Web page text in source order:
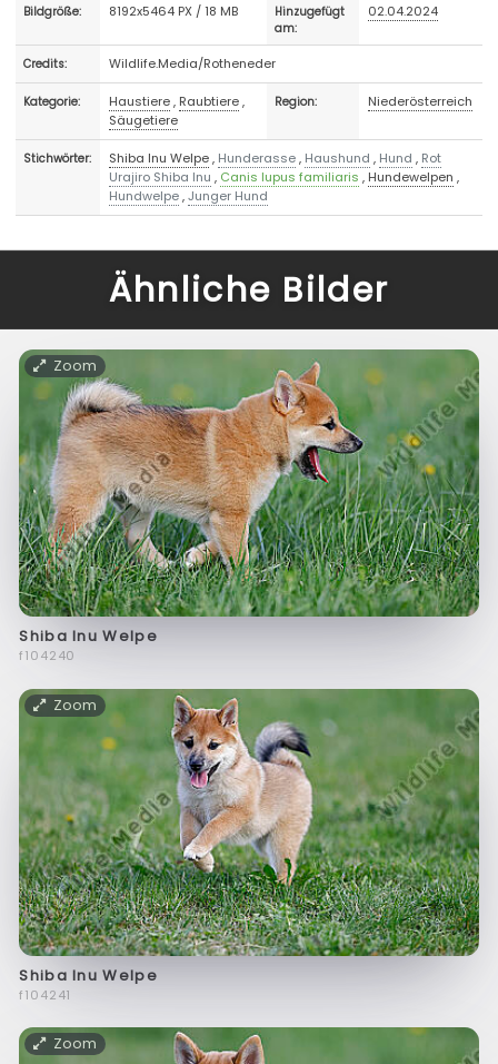
Bildgröße: 8192x5464 PX / 18 MB
Hinzugefügt
am:
02.04.2024
Credits: Wildlife.Media/Rotheneder
Kategorie: Haustiere, Raubtiere,
Säugetiere
Region: Niederösterreich
Stichwörter: Shiba Inu Welpe, Hunderasse, Haushund , Hund , Rot
Urajiro Shiba Inu , Canis lupus familiaris , Hundewelpen ,
Hundwelpe,Junger Hund
Ähnliche Bilder
Zoom
Shiba Inu Welpe
f104240
Zoom
Shiba Inu Welpe
f104241
Zoom